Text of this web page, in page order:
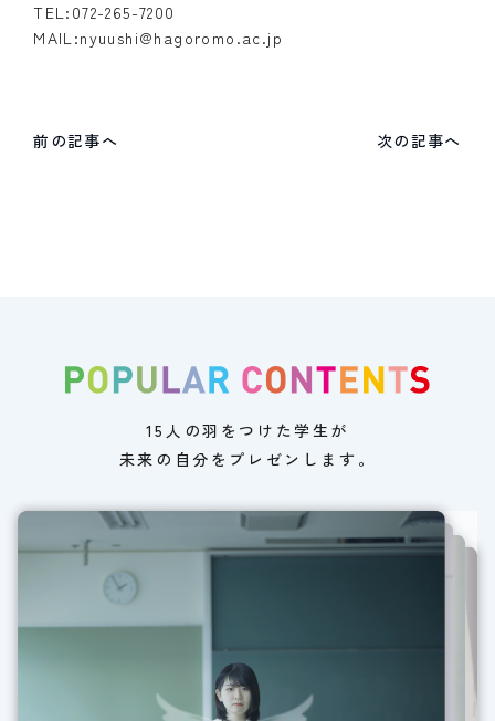
TEL:072-265-7200
MAIL:nyuushi@hagoromo.ac.jp
前の記事へ 次の記事へ
15人の羽をつけた学生が
未来の自分をプレゼンします。